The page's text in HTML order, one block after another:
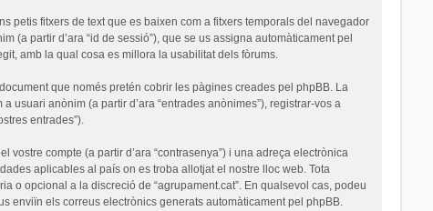
petis fitxers de text que es baixen com a fitxers temporals del navegador
(a partir d’ara “id de sessió”), que se us assigna automàticament pel
amb la qual cosa es millora la usabilitat dels fòrums.
que només pretén cobrir les pàgines creades pel phpBB. La
anònim (a partir d’ara “entrades anònimes”), registrar-vos a
entrades”).
vostre compte (a partir d’ara “contrasenya”) i una adreça electrònica
aplicables al país on es troba allotjat el nostre lloc web. Tota
o opcional a la discreció de “agrupament.cat”. En qualsevol cas, podeu
enviïn els correus electrònics generats automàticament pel phpBB.